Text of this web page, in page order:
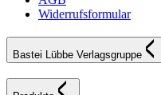
Widerrufsformular
Bastei Lübbe Verlagsgruppe